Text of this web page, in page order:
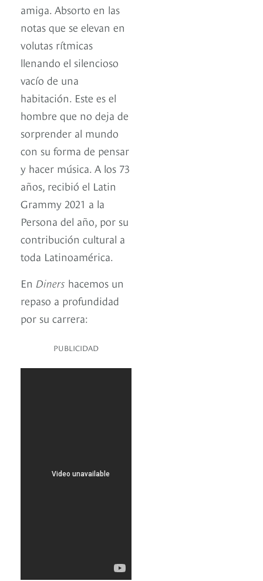
amiga. Absorto en las
notas que se elevan en
volutas rítmicas
llenando el silencioso
vacío de una
habitación. Este es el
hombre que no deja de
sorprender al mundo
con su forma de pensar
y hacer música. A los 73
años, recibió el Latin
Grammy 2021 a la
Persona del año, por su
contribución cultural a
toda Latinoamérica.
En Diners hacemos un
repaso a profundidad
por su carrera:
PUBLICIDAD